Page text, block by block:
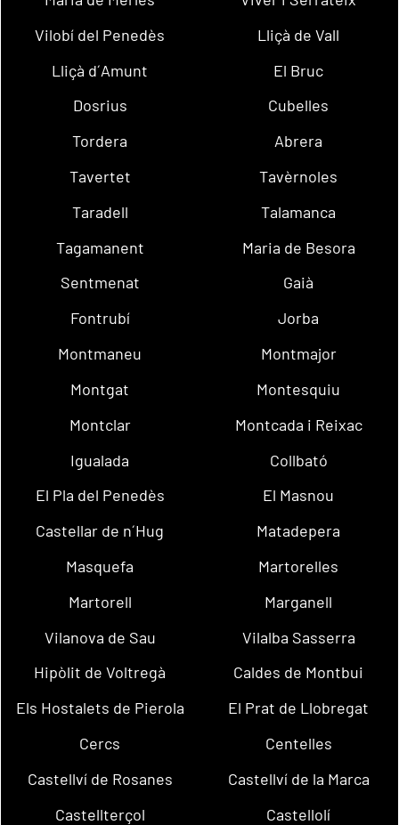
Vilobí del Penedès
Lliçà de Vall
Lliçà d´Amunt
El Bruc
Dosrius
Cubelles
Tordera
Abrera
Tavertet
Tavèrnoles
Taradell
Talamanca
Tagamanent
Maria de Besora
Sentmenat
Gaià
Fontrubí
Jorba
Montmaneu
Montmajor
Montgat
Montesquiu
Montclar
Montcada i Reixac
Igualada
Collbató
El Pla del Penedès
El Masnou
Castellar de n´Hug
Matadepera
Masquefa
Martorelles
Martorell
Marganell
Vilanova de Sau
Vilalba Sasserra
Hipòlit de Voltregà
Caldes de Montbui
Els Hostalets de Pierola
El Prat de Llobregat
Cercs
Centelles
Castellví de Rosanes
Castellví de la Marca
Castellterçol
Castellolí